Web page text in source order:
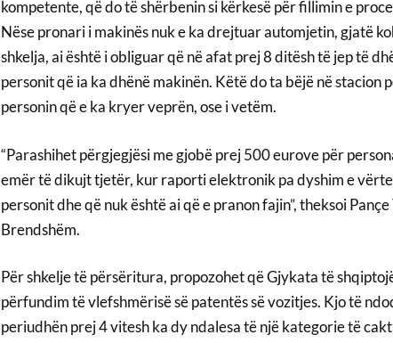
kompetente, që do të shërbenin si kërkesë për fillimin e
Nëse pronari i makinës nuk e ka drejtuar automjetin, gjatë
shkelja, ai është i obliguar që në afat prej 8 ditësh të jep të
personit që ia ka dhënë makinën. Këtë do ta bëjë në stacion
personin që e ka kryer veprën, ose i vetëm.
“Parashihet përgjegjësi me gjobë prej 500 eurove për
emër të dikujt tjetër, kur raporti elektronik pa dyshim e
personit dhe që nuk është ai që e pranon fajin”, theksoi
Brendshëm.
Për shkelje të përsëritura, propozohet që Gjykata të
përfundim të vlefshmërisë së patentës së vozitjes. Kjo të
periudhën prej 4 vitesh ka dy ndalesa të një kategorie të